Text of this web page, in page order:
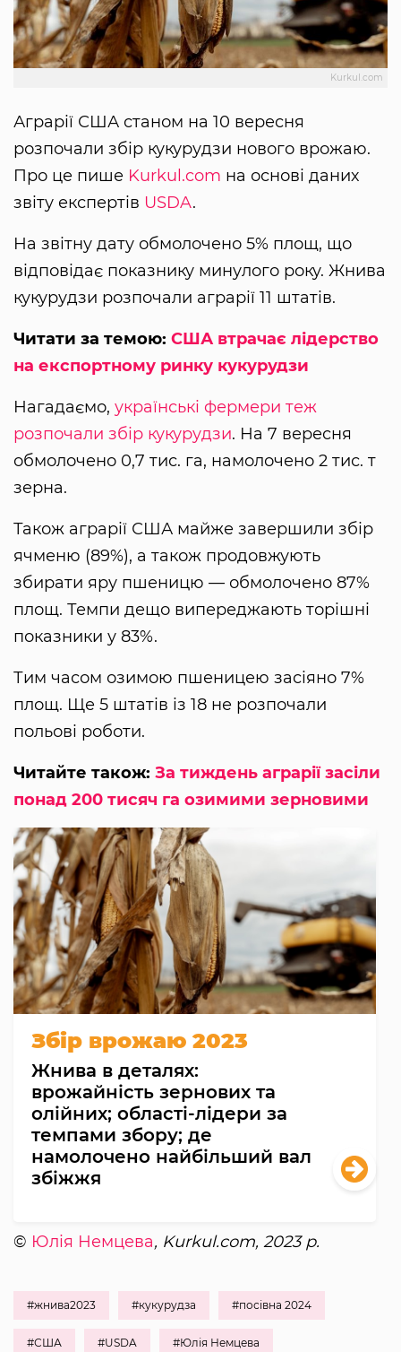
Kurkul.com
Аграрії США станом на 10 вересня
розпочали збір кукурудзи нового врожаю.
Про це пише Kurkul.com на основі даних
звіту експертів USDA.
На звітну дату обмолочено 5% площ, що
відповідає показнику минулого року. Жнива
кукурудзи розпочали аграрії 11 штатів.
Читати за темою: США втрачає лідерство
на експортному ринку кукурудзи
Нагадаємо, українські фермери теж
розпочали збір кукурудзи. На 7 вересня
обмолочено 0,7 тис. га, намолочено 2 тис. т
зерна.
Також аграрії США майже завершили збір
ячменю (89%), а також продовжують
збирати яру пшеницю — обмолочено 87%
площ. Темпи дещо випереджають торішні
показники у 83%.
Тим часом озимою пшеницею засіяно 7%
площ. Ще 5 штатів із 18 не розпочали
польові роботи.
Читайте також: За тиждень аграрії засіли
понад 200 тисяч га озимими зерновими
Збір врожаю 2023
Жнива в деталях:
врожайність зернових та
олійних; області-лідери за
темпами збору; де
намолочено найбільший вал
збіжжя
© Юлія Немцева, Kurkul.com, 2023 р.
#жнива2023 #кукурудза #посівна 2024
#США #USDA #Юлія Немцева